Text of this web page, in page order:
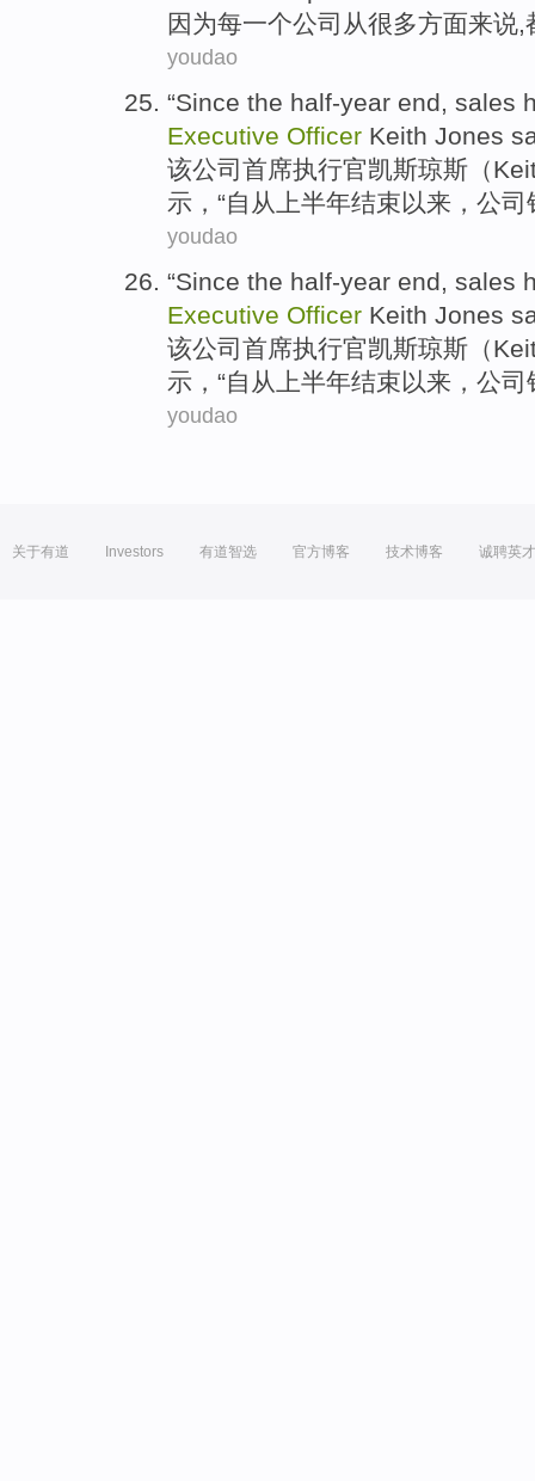
因为每一个公司 从很多方面来说,
youdao
“Since the half-year end, sales
Executive Officer Keith Jones
该公司 首席执行官凯斯琼斯 （
示 ，“自从 上半年结束以来， 公司
youdao
“Since the half-year end, sales
Executive Officer Keith Jones
该公司 首席执行官凯斯琼斯 （
示 ，“自从 上半年结束以来， 公司
youdao
关于有道 Investors 有道智选 官方博客 技术博客 诚聘英才